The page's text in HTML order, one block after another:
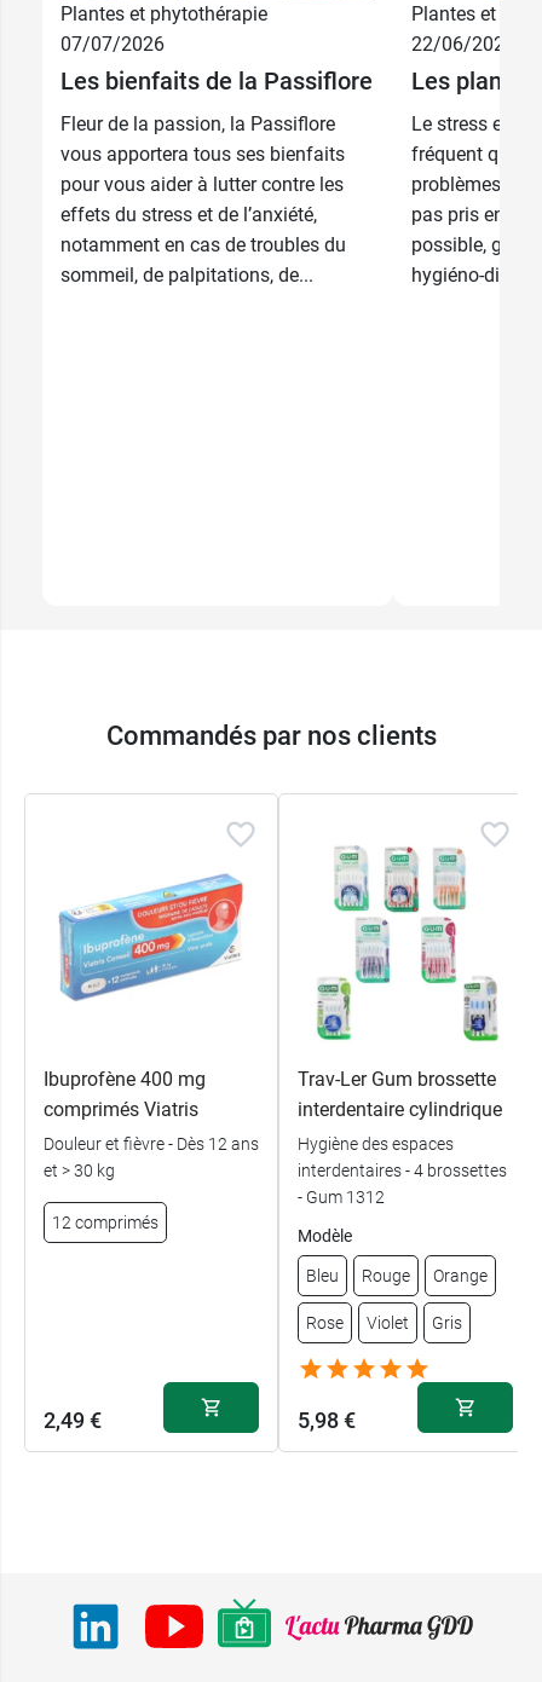
12,29 €
200 ml 23,19 €
Plantes et phytothérapie
07/07/2026
Les bienfaits de la Passiflore
Fleur de la passion, la Passiflore
vous apportera tous ses bienfaits
pour vous aider à lutter contre les
effets du stress et de l’anxiété,
notamment en cas de troubles du
sommeil, de palpitations, de...
Plantes et
22/06/2026
Les
Le stress est
fréquent qui
problèmes de
pas pris en
possible,
hygiéno-
Commandés par nos clients
Ibuprofène 400 mg
comprimés Viatris
Douleur et fièvre - Dès 12 ans
et > 30 kg
12 comprimés
2,49 €
Trav-Ler Gum brossette
interdentaire cylindrique
Hygiène des espaces
interdentaires - 4 brossettes
- Gum 1312
Modèle
Bleu Rouge Orange
Rose Violet Gris
5,98 €